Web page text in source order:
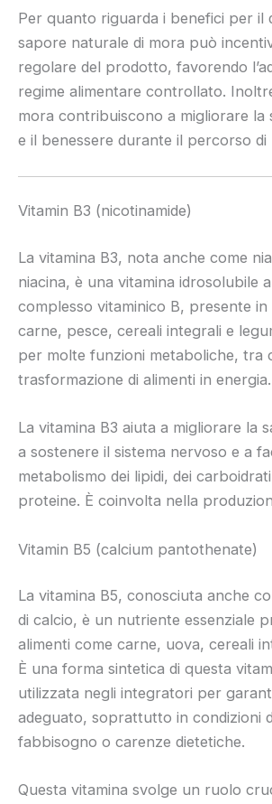
Per quanto riguarda i benefici per il
sapore naturale di mora può
regolare del prodotto, favorendo
regime alimentare controllato.
mora contribuiscono a migliorare la
e il benessere durante il percorso di
Vitamin B3 (nicotinamide)
La vitamina B3, nota anche come
niacina, è una vitamina idrosolubile
complesso vitaminico B, presente in
carne, pesce, cereali integrali e
per molte funzioni metaboliche, tra
trasformazione di alimenti in energia.
La vitamina B3 aiuta a migliorare la
a sostenere il sistema nervoso e a
metabolismo dei lipidi, dei
proteine. È coinvolta nella
Vitamin B5 (calcium pantothenate)
La vitamina B5, conosciuta anche
di calcio, è un nutriente essenziale
alimenti come carne, uova, cereali
È una forma sintetica di questa
utilizzata negli integratori per
adeguato, soprattutto in condizioni
fabbisogno o carenze dietetiche.
Questa vitamina svolge un ruolo